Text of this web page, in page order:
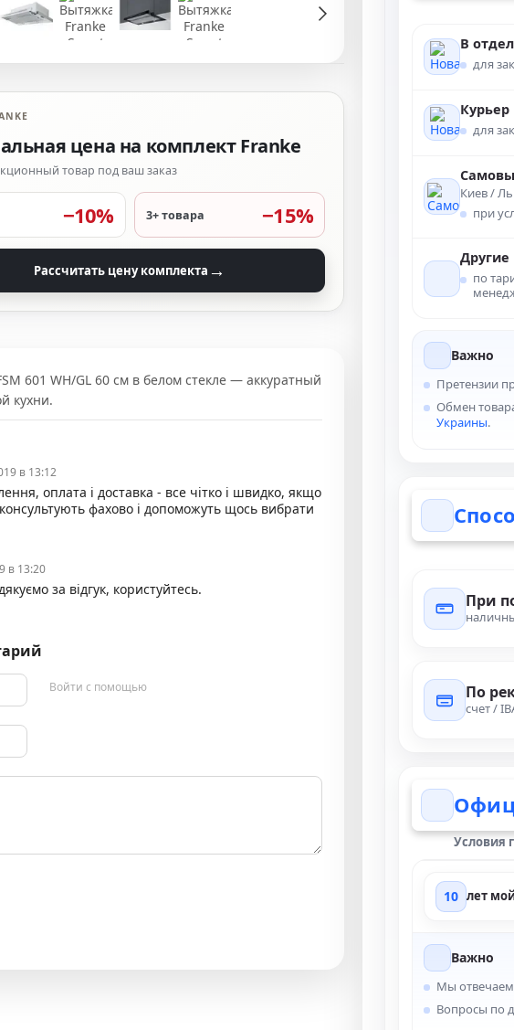
цена на комплект Franke
товар под ваш заказ
−10% 3+ товара −15%
Рассчитать цену комплекта →
601 WH/GL 60 см в белом стекле — аккуратный
кухни.
в 13:12
оплата і доставка - все чітко і швидко, якщо
фахово і допоможуть щось вибрати
в 13:20
за відгук, користуйтесь.
Войти с помощью
В
для
для
Киев /
при
Другие
по
Важно
Претензии
Обмен
Украины.
При
По
счет /
Условия
10 лет
Важно
Мы отвечаем
Вопросы по